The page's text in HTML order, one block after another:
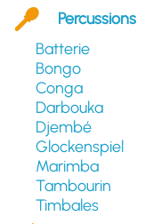
Percussions
Batterie
Bongo
Conga
Darbouka
Djembé
Glockenspiel
Marimba
Tambourin
Timbales